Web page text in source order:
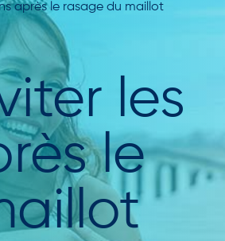
les
le
après le rasage du maillot